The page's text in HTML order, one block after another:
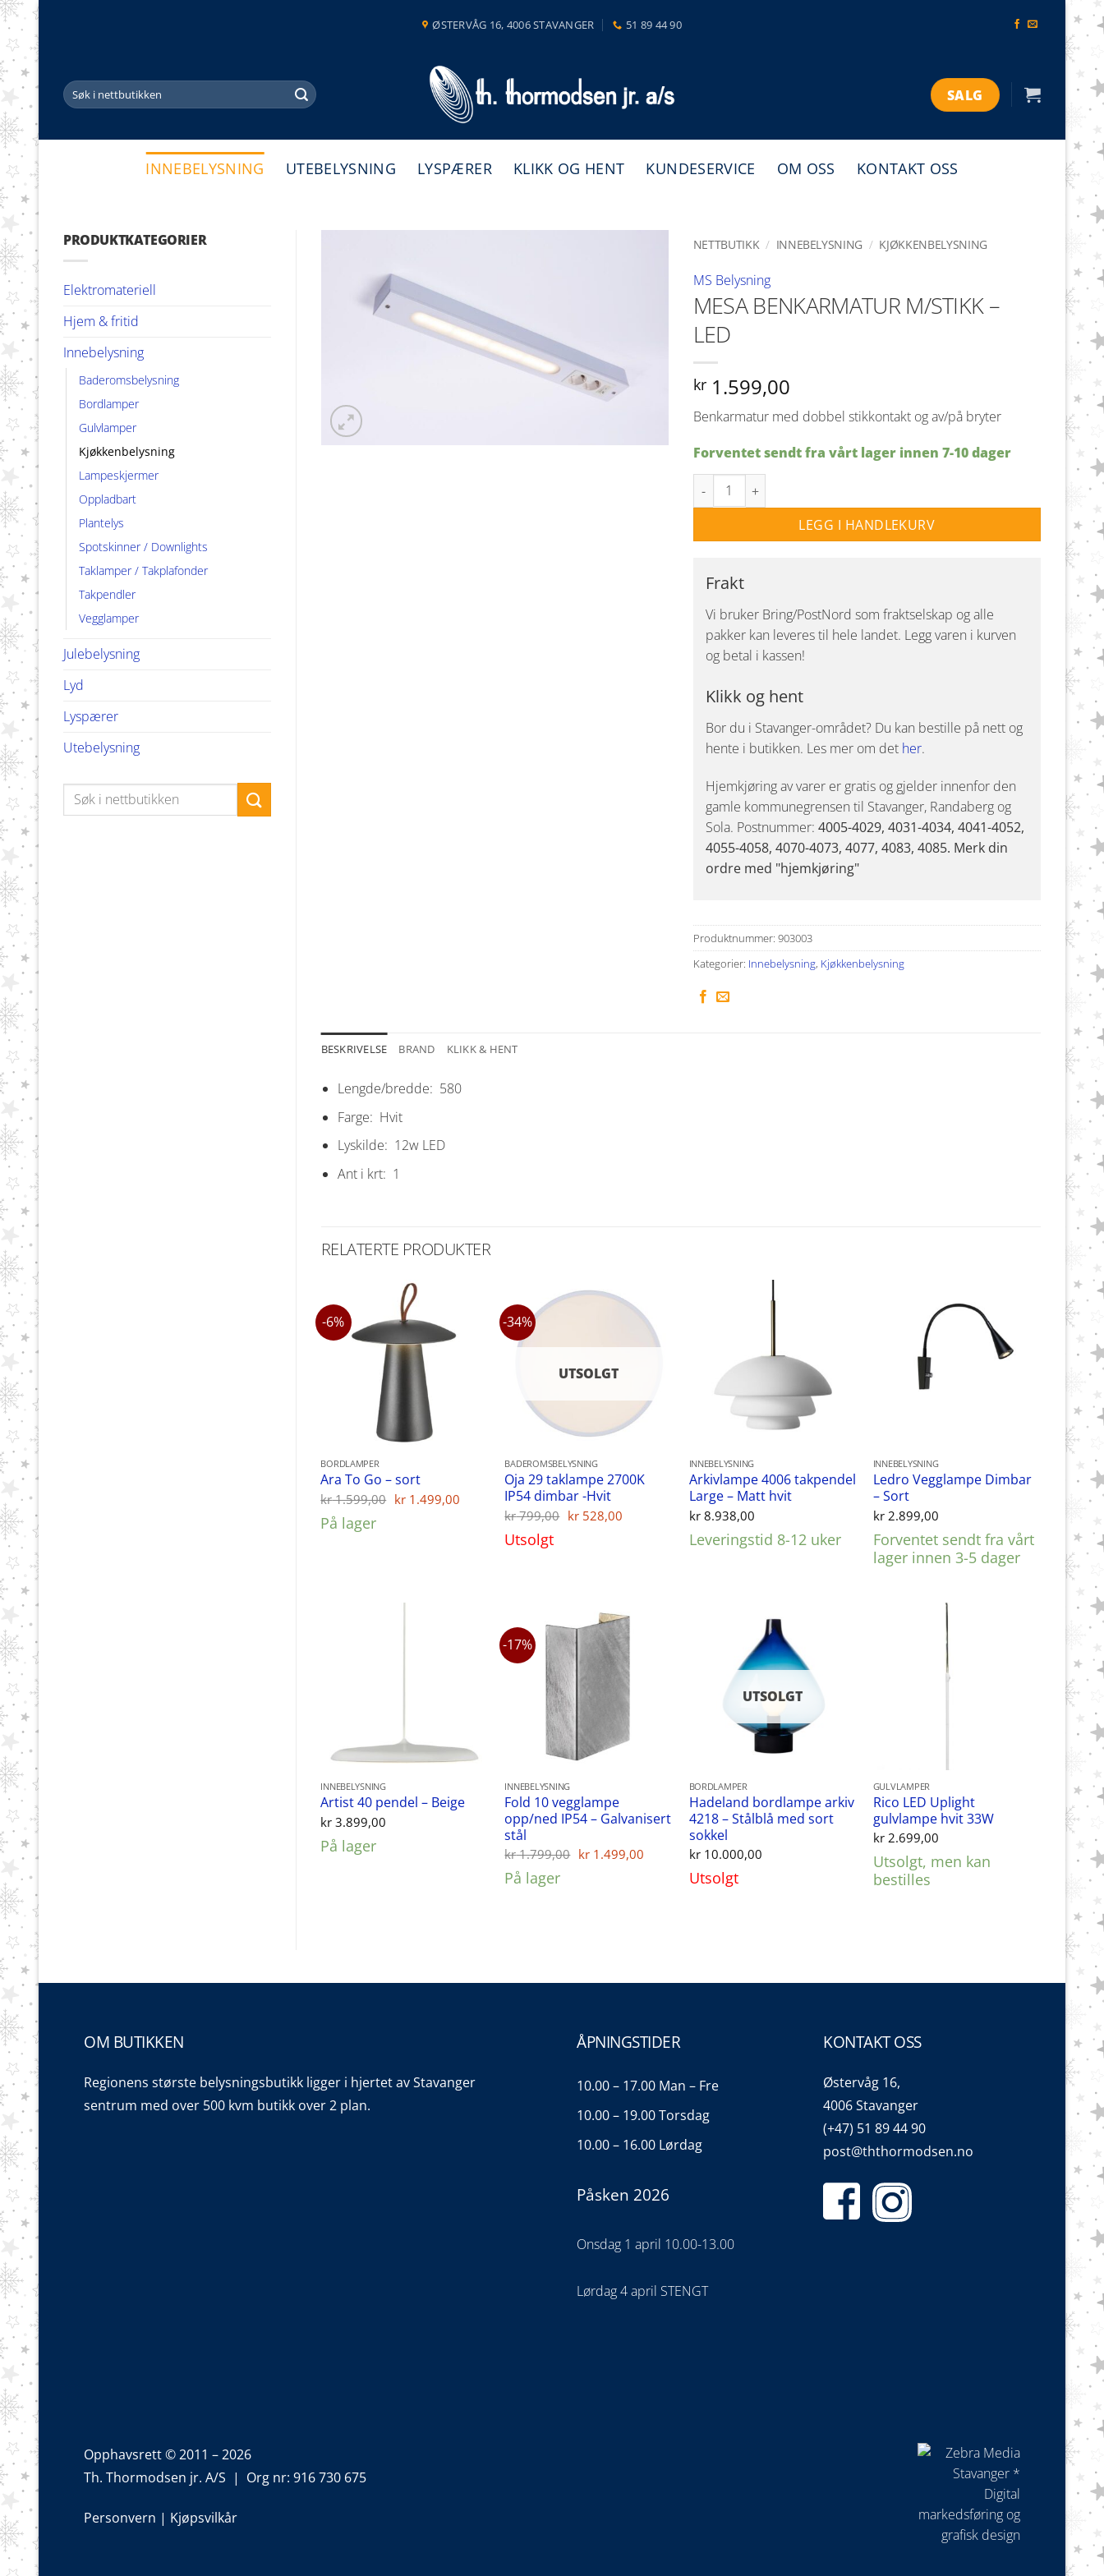
Skip
content
ØSTERVÅG 16, 4006 STAVANGER 51 89 44 90
Søk
etter:
SALG
INNEBELYSNING UTEBELYSNING LYSPÆRER KLIKK OG HENT KUNDESERVICE OM OSS KONTAKT OSS
PRODUKTKATEGORIER
Elektromateriell
Hjem & fritid
Innebelysning
Baderomsbelysning
Bordlamper
Gulvlamper
Kjøkkenbelysning
Lampeskjermer
Oppladbart
Plantelys
Spotskinner / Downlights
Taklamper / Takplafonder
Takpendler
Vegglamper
Julebelysning
Lyd
Lyspærer
Utebelysning
Søk
NETTBUTIKK / INNEBELYSNING / KJØKKENBELYSNING
MS Belysning
MESA BENKARMATUR M/STIKK –
LED
kr1.599,00
Benkarmatur med dobbel stikkontakt og av/på bryter
Forventet sendt fra vårt lager innen 7-10 dager
MESA BENKARMATUR M/STIKK - LED antall
LEGG I HANDLEKURV
Frakt
Vi bruker Bring/PostNord som fraktselskap og alle
pakker kan leveres til hele landet. Legg varen i kurven
og betal i kassen!
Klikk og hent
Bor du i Stavanger-området? Du kan bestille på nett og
hente i butikken. Les mer om det her.
Hjemkjøring av varer er gratis og gjelder innenfor den
gamle kommunegrensen til Stavanger, Randaberg og
Sola. Postnummer: 4005-4029, 4031-4034, 4041-4052,
4055-4058, 4070-4073, 4077, 4083, 4085. Merk din
ordre med "hjemkjøring"
Produktnummer: 903003
Kategorier: Innebelysning, Kjøkkenbelysning
BESKRIVELSE BRAND KLIKK & HENT
Lengde/bredde: 580
Farge: Hvit
Lyskilde: 12w LED
Ant i krt: 1
RELATERTE PRODUKTER
-6%
BORDLAMPER
Ara To Go – sort
kr1.599,00 Opprinnelig
kr1.499,00Nåværende
kr 1.499,00.
På lager
-34%
UTSOLGT
BADEROMSBELYSNING
Oja 29 taklampe 2700K
IP54 dimbar -Hvit
kr799,00 Opprinnelig
kr528,00Nåværende
Utsolgt
INNEBELYSNING
Arkivlampe 4006 takpendel
Large – Matt hvit
kr8.938,00
Leveringstid 8-12 uker
INNEBELYSNING
Ledro Vegglampe Dimbar
– Sort
kr2.899,00
Forventet sendt fra vårt
lager innen 3-5 dager
INNEBELYSNING
Artist 40 pendel – Beige
kr 3.899,00
På lager
-17%
INNEBELYSNING
Fold 10 vegglampe
opp/ned IP54 – Galvanisert
stål
kr1.799,00 Opprinnelig
kr1.499,00Nåværende
På lager
UTSOLGT
BORDLAMPER
Hadeland bordlampe arkiv
4218 – Stålblå med sort
sokkel
kr10.000,00
Utsolgt
GULVLAMPER
Rico LED Uplight
gulvlampe hvit 33W
kr2.699,00
Utsolgt, men kan
bestilles
OM BUTIKKEN
Regionens største belysningsbutikk ligger i hjertet av Stavanger
sentrum med over 500 kvm butikk over 2 plan.
ÅPNINGSTIDER
10.00 – 17.00 Man – Fre
10.00 – 19.00 Torsdag
10.00 – 16.00 Lørdag
Påsken 2026
Onsdag 1 april 10.00-13.00
Lørdag 4 april STENGT
KONTAKT OSS
Østervåg 16,
4006 Stavanger
(+47) 51 89 44 90
post@ththormodsen.no
Opphavsrett © 2011 – 2026
Th. Thormodsen jr. A/S | Org nr: 916 730 675
Personvern | Kjøpsvilkår